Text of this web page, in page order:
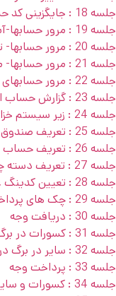
جلسه 18 : جایگزینی کد حساب
جلسه 19 : مرور حسابها-آشنایی
جلسه 20 : مرور حسابها- تراز آزمایشی
جلسه 21 : مرور حسابها- مانده حساب و گردش حساب
جلسه 22 : مرور حسابهای جدید
جلسه 23 : گزارش حساب اشخاص
جلسه 24 : زیر سیستم خزانه داری
جلسه 25 : تعریف صندوق
جلسه 26 : تعریف حساب های جاری
جلسه 27 : تعریف دسته چک
جلسه 28 : تعیین کدینگ عملیات
جلسه 29 : چک های پرداختی اول دوره
جلسه 30 : دریافت وجه
جلسه 31 : کسورات در برگ دریافت وجه
جلسه 32 : سایر در برگ دریافت وجه
جلسه 33 : پرداخت وجه
جلسه 34 : کسورات و سایر در برگ پرداخت وجه